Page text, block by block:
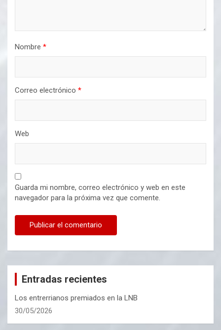
Nombre *
Correo electrónico *
Web
Guarda mi nombre, correo electrónico y web en este
navegador para la próxima vez que comente.
Entradas recientes
Los entrerrianos premiados en la LNB
30/05/2026